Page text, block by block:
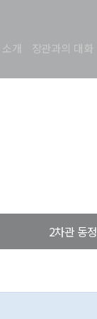
개 장관과의 대화
2차관 동정